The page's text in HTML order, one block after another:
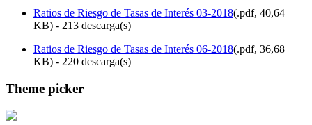
Ratios de Riesgo de Tasas de Interés 03-2018(.pdf, 40,64
KB) - 213 descarga(s)
Ratios de Riesgo de Tasas de Interés 06-2018(.pdf, 36,68
KB) - 220 descarga(s)
Theme picker